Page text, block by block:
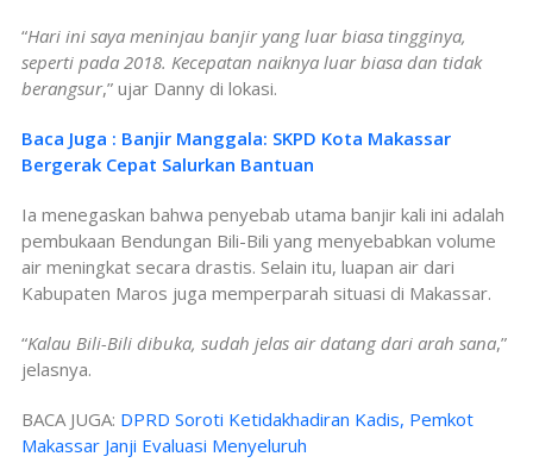
“Hari ini saya meninjau banjir yang luar biasa tingginya,
seperti pada 2018. Kecepatan naiknya luar biasa dan tidak
berangsur,” ujar Danny di lokasi.
Baca Juga : Banjir Manggala: SKPD Kota Makassar
Bergerak Cepat Salurkan Bantuan
Ia menegaskan bahwa penyebab utama banjir kali ini adalah
pembukaan Bendungan Bili-Bili yang menyebabkan volume
air meningkat secara drastis. Selain itu, luapan air dari
Kabupaten Maros juga memperparah situasi di Makassar.
“Kalau Bili-Bili dibuka, sudah jelas air datang dari arah sana,”
jelasnya.
BACA JUGA: DPRD Soroti Ketidakhadiran Kadis, Pemkot
Makassar Janji Evaluasi Menyeluruh